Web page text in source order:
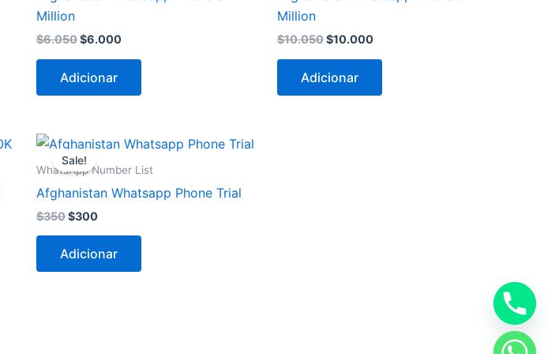
Million
$6.050$6.000
Adicionar
Million
$10.050$10.000
Adicionar
Sale!
WhatsApp Number List
Afghanistan Whatsapp Phone Trial
$350
O
preço
original
$350.
$300
O
preço
atual
$300.
Adicionar